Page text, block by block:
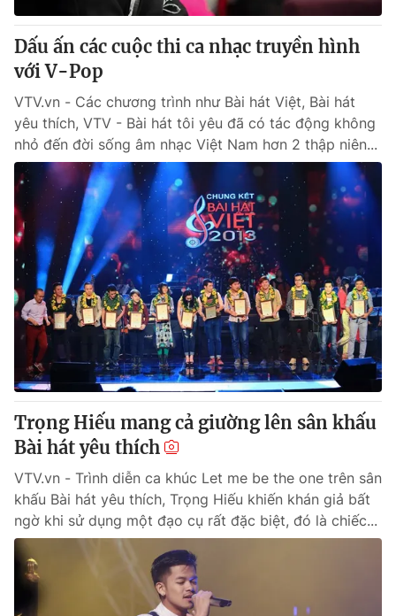
Dấu ấn các cuộc thi ca nhạc truyền hình
với V-Pop
VTV.vn - Các chương trình như Bài hát Việt, Bài hát
yêu thích, VTV - Bài hát tôi yêu đã có tác động không
nhỏ đến đời sống âm nhạc Việt Nam hơn 2 thập niên...
Trọng Hiếu mang cả giường lên sân khấu
Bài hát yêu thích
VTV.vn - Trình diễn ca khúc Let me be the one trên sân
khấu Bài hát yêu thích, Trọng Hiếu khiến khán giả bất
ngờ khi sử dụng một đạo cụ rất đặc biệt, đó là chiếc...